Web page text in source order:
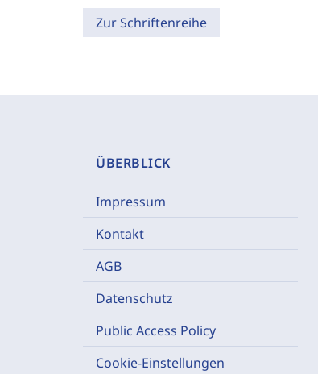
Zur Schriftenreihe
ÜBERBLICK
Impressum
Kontakt
AGB
Datenschutz
Public Access Policy
Cookie-Einstellungen